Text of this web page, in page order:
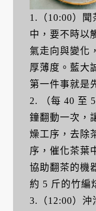
1.（10:00）
中，要不時以
氣走向與變化
厚薄度。藍大
第一件事就是
2. （每 40 至
鐘翻動一次，
燥工序，去除
序，催化茶葉
協助翻茶的機
約 5 斤的竹編
3.（12:00）沖